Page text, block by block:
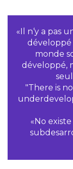
«Il n‘y a pas
monde
développé,
"There is
«No